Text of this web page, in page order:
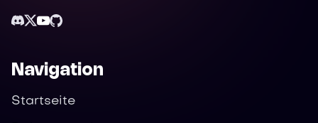
Navigation
Startseite